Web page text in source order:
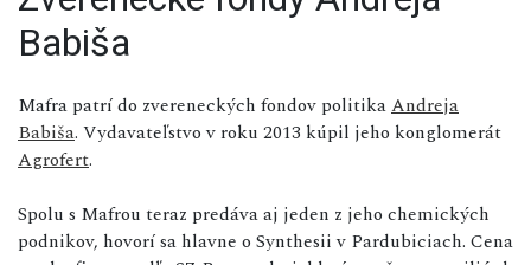
Babiša
Mafra patrí do zvereneckých fondov politikaAndreja
Babiša. Vydavateľstvo v roku 2013 kúpil jeho konglomerát
Agrofert.
Spolu s Mafrou teraz predáva aj jeden z jeho chemických
podnikov, hovorí sa hlavne o Synthesii v Pardubiciach. Cena